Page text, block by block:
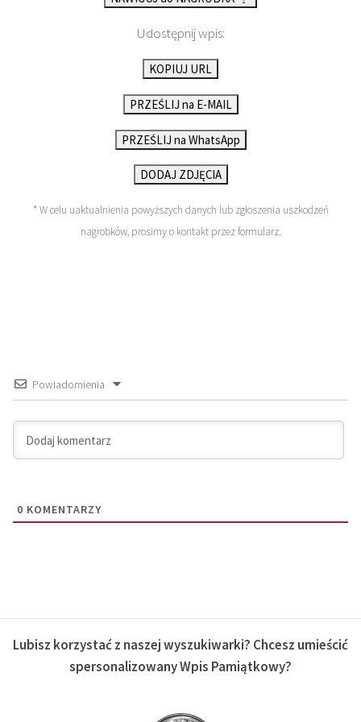
Udostępnij wpis:
KOPIUJ URL
PRZEŚLIJ na E-MAIL
PRZEŚLIJ na WhatsApp
DODAJ ZDJĘCIA
* W celu uaktualnienia powyższych danych lub zgłoszenia uszkodzeń
nagrobków, prosimy o kontakt przezformularz.
Powiadomienia
0 KOMENTARZY
Lubisz korzystać z naszej wyszukiwarki? Chcesz umieścić
spersonalizowany Wpis Pamiątkowy?